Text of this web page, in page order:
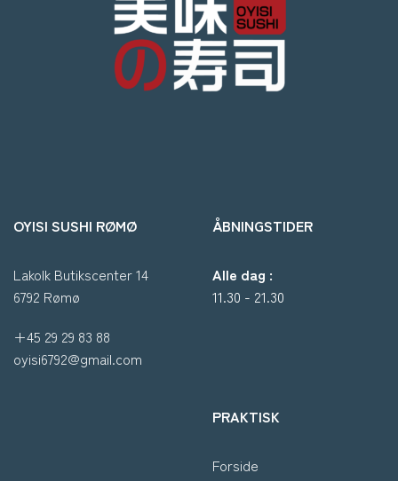
OYISI SUSHI RØMØ
Lakolk Butikscenter 14
6792 Rømø
+45 29 29 83 88
oyisi6792@gmail.com
ÅBNINGSTIDER
Alle dag :
11.30 - 21.30
PRAKTISK
Forside